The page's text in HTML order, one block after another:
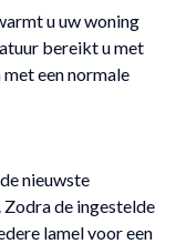
u uw woning
bereikt u met
een normale
nieuwste
de ingestelde
lamel voor een